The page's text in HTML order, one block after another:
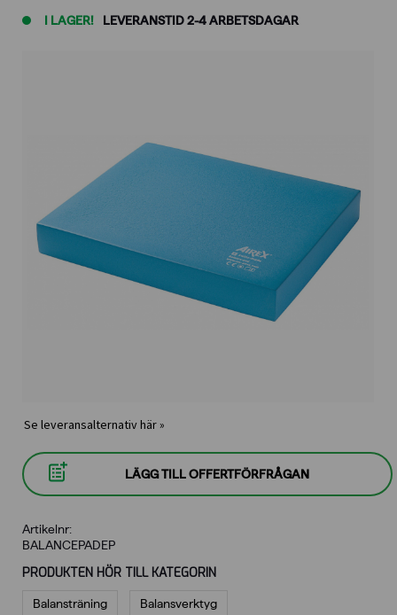
I LAGER! LEVERANSTID 2-4 ARBETSDAGAR
Se leveransalternativ här »
LÄGG TILL OFFERTFÖRFRÅGAN
Artikelnr:
BALANCEPADEP
PRODUKTEN HÖR TILL KATEGORIN
Balansträning Balansverktyg